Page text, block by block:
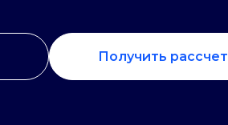
Получить рассчет